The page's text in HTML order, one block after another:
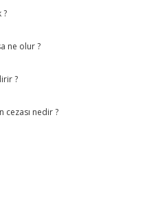
?
ne olur ?
?
cezası nedir ?